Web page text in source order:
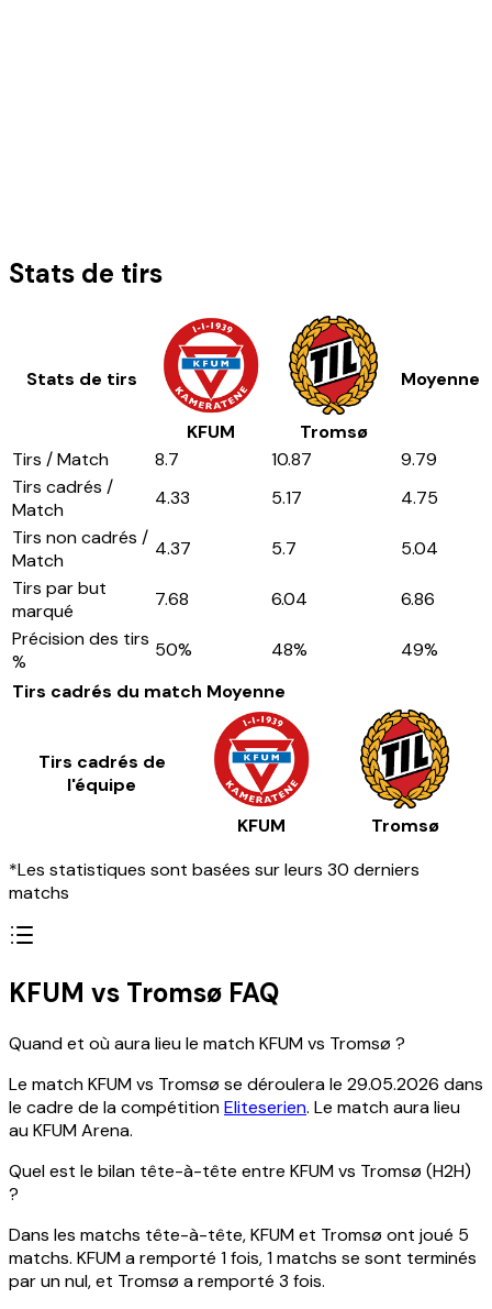
Stats de tirs
Stats de tirs
KFUM Tromsø
Moyenne
Tirs / Match 8.7 10.87
9.79
Tirs cadrés /
Match
4.33 5.17
4.75
Tirs non cadrés /
Match
4.37 5.7
5.04
Tirs par but
marqué
7.68 6.04
6.86
Précision des tirs
%
50% 48% 49%
Tirs cadrés du match Moyenne
Tirs cadrés de
l'équipe
KFUM
Tromsø
*Les statistiques sont basées sur leurs 30 derniers
matchs
KFUM vs Tromsø FAQ
Quand et où aura lieu le match KFUM vs Tromsø ?
Le match KFUM vs Tromsø se déroulera le 29.05.2026 dans
le cadre de la compétitionEliteserien. Le match aura lieu
au KFUM Arena.
Quel est le bilan tête-à-tête entre KFUM vs Tromsø (H2H)
?
Dans les matchs tête-à-tête, KFUM et Tromsø ont joué 5
matchs. KFUM a remporté 1 fois, 1 matchs se sont terminés
par un nul, et Tromsø a remporté 3 fois.